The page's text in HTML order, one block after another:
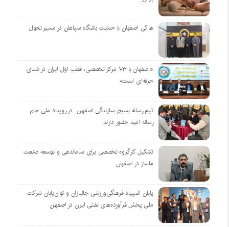
هاکی اصفهان با حمایت باشگاه سپاهان در مسیر تحول
«اصفهان با ۱۰۳ مرکز تخصصی، قطب اول ایران در شنای
حرفه‌ای است»
تیم رسانه بسیج سازندگی اصفهان در رویداد ملی جام
رسانه امید حضور دارند
تشکیل کارگروه تخصصی برای ساماندهی و توسعه صنعت
ماساژ در اصفهان
پایان المپیاد فرهنگی‌ورزشی جانبازان و توان‌یابان شرکت
ملی پخش فرآورده‌های نفتی ایران در اصفهان